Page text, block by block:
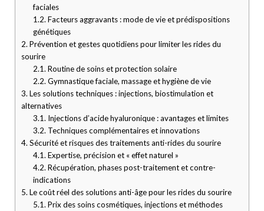
faciales
1.2. Facteurs aggravants : mode de vie et prédispositions
génétiques
2. Prévention et gestes quotidiens pour limiter les rides du
sourire
2.1. Routine de soins et protection solaire
2.2. Gymnastique faciale, massage et hygiène de vie
3. Les solutions techniques : injections, biostimulation et
alternatives
3.1. Injections d’acide hyaluronique : avantages et limites
3.2. Techniques complémentaires et innovations
4. Sécurité et risques des traitements anti-rides du sourire
4.1. Expertise, précision et « effet naturel »
4.2. Récupération, phases post-traitement et contre-
indications
5. Le coût réel des solutions anti-âge pour les rides du sourire
5.1. Prix des soins cosmétiques, injections et méthodes